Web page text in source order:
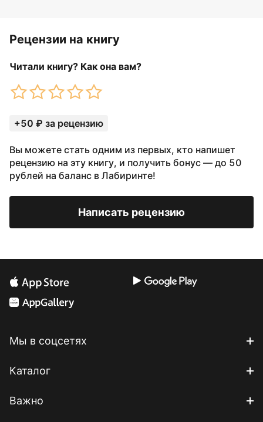
Рецензии на книгу
Читали книгу? Как она вам?
+50 ₽ за рецензию
Вы можете стать одним из первых, кто напишет
рецензию на эту книгу, и получить бонус — до 50
рублей на баланс в Лабиринте!
Написать рецензию
Мы в соцсетях
Каталог
Важно